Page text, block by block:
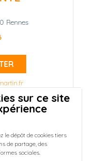
Rennes
?
-
à Rennes
-
à Rennes
sur ce site
le dépôt de cookies tiers
de partage, des
sociales.